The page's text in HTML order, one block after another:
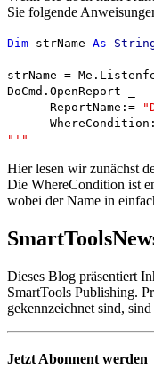
Sie folgende
Dim strName As
strName =
DoCmd.OpenReport _
ReportName:=
"'"
Hier lesen wir zunächst
Die WhereCondition ist
wobei der Name in
SmartTools
Dieses Blog präsentiert
SmartTools Publishing.
gekennzeichnet sind,
Jetzt Abonnent werden